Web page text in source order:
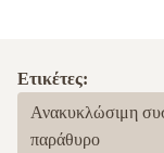
Ετικέτες:
Ανακυκλώσιμη
παράθυρο